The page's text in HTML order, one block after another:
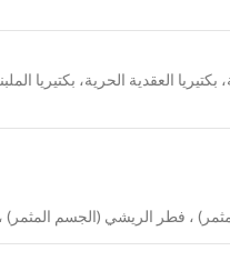
العقدية الحرية، بكتيريا